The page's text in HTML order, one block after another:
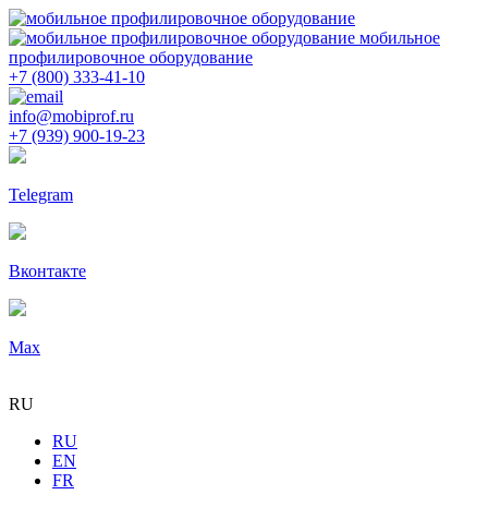
мобильное
профилировочное оборудование
+7 (800) 333-41-10
info@mobiprof.ru
+7 (939) 900-19-23
Telegram
Вконтакте
Max
RU
RU
EN
FR